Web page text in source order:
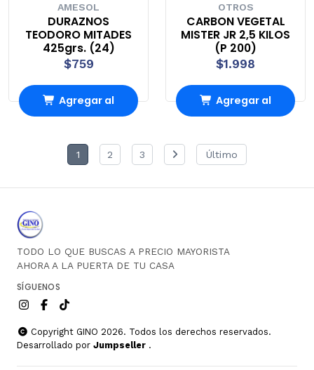
AMESOL
DURAZNOS
TEODORO MITADES
425grs. (24)
$759
Agregar al
OTROS
CARBON VEGETAL
MISTER JR 2,5 KILOS
(P 200)
$1.998
Agregar al
1 2 3 Último
TODO LO QUE BUSCAS A PRECIO MAYORISTA
AHORA A LA PUERTA DE TU CASA
SÍGUENOS
Copyright GINO 2026. Todos los derechos reservados.
Desarrollado por Jumpseller .